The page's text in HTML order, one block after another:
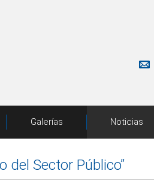
Galerías Noticias
del Sector Público”